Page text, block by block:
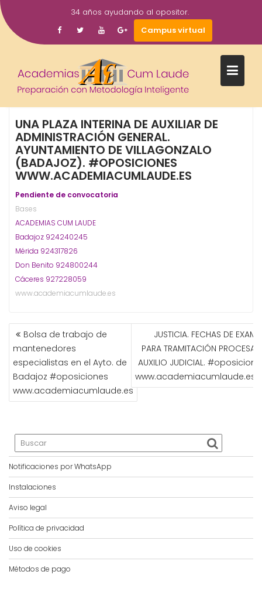
Saltar
al
contenido
34 años ayudando al opositor.
Campus virtual
May
2016
academiacumlaudeoposiciones
AUXILIAR ADMINISTRATIVO,Ayuntamiento Badajoz
Oposiciones
UNA PLAZA INTERINA DE AUXILIAR DE
ADMINISTRACIÓN GENERAL.
AYUNTAMIENTO DE VILLAGONZALO
(BADAJOZ). #OPOSICIONES
WWW.ACADEMIACUMLAUDE.ES
Pendiente de convocatoria
Bases
ACADEMIAS CUM LAUDE
Badajoz 924240245
Mérida 924317826
Don Benito 924800244
Cáceres 927228059
www.academiacumlaude.es
NAVEGACIÓN
DE
ENTRADAS
Bolsa de trabajo de
mantenedores
especialistas en el Ayto. de
Badajoz #oposiciones
www.academiacumlaude.es
JUSTICIA. FECHAS DE
PARA TRAMITACIÓN
AUXILIO JUDICIAL.
www.academiacumlaude.es
Notificaciones por WhatsApp
Instalaciones
Aviso legal
Política de privacidad
Uso de cookies
Métodos de pago